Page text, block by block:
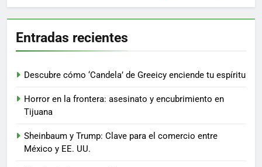
Entradas recientes
Descubre cómo ‘Candela’ de Greeicy enciende tu espíritu
Horror en la frontera: asesinato y encubrimiento en
Tijuana
Sheinbaum y Trump: Clave para el comercio entre
México y EE. UU.